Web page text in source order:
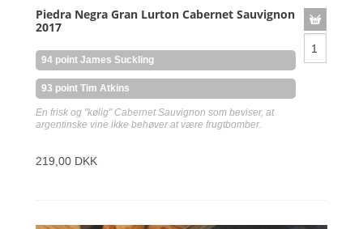
Piedra Negra Gran Lurton Cabernet Sauvignon
2017
94 point James Suckling
93 point Tim Atkins
En frisk og "kølig" Cabernet Sauvignon som beviser, at
argentinske vine ikke behøver at være frugtbomber.
219,00 DKK